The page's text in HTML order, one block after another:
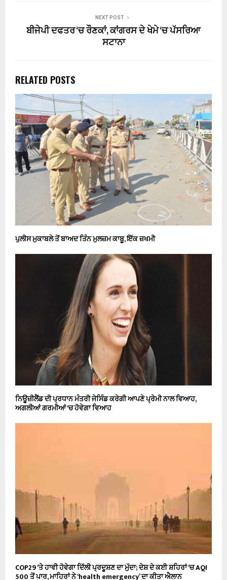
NEXT POST
ਬੀਜੇਪੀ ਦਫਤਰ ‘ਚ ਰੌਣਕਾਂ, ਕਾਂਗਰਸ ਦੇ ਖੇਮੇ ‘ਚ ਪੱਸਰਿਆ
ਸਟਾਨਾ
RELATED POSTS
ਪੁਲੀਸ ਮੁਕਾਬਲੇ ਤੋਂ ਬਾਅਦ ਤਿੰਨ ਮੁਲਜ਼ਮ ਕਾਬੂ, ਇੱਕ ਜ਼ਖਮੀ
ਨਿਊਜ਼ੀਲੈਂਡ ਦੀ ਪ੍ਰਧਾਨ ਮੰਤਰੀ ਜੇਸਿੰਡ ਕਰੇਗੀ ਆਪਣੇ ਪ੍ਰੇਮੀ ਨਾਲ ਵਿਆਹ,
ਅਗਲੀਆਂ ਗਰਮੀਆਂ ‘ਚ ਹੋਵੇਗਾ ਵਿਆਹ
COP29 ‘ਤੇ ਹਾਵੀ ਹੋਵੇਗਾ ਦਿੱਲੀ ਪ੍ਰਦੂਸ਼ਣ ਦਾ ਮੁੱਦਾ; ਦੇਸ਼ ਦੇ ਕਈ ਸ਼ਹਿਰਾਂ ‘ਚ AQI
500 ਤੋਂ ਪਾਰ, ਮਾਹਿਰਾਂ ਨੇ ‘health emergency’ ਦਾ ਕੀਤਾ ਐਲਾਨ